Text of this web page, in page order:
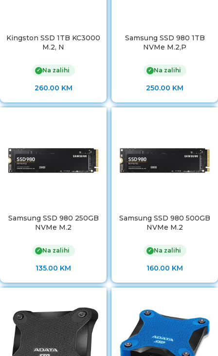
Kingston SSD 1TB KC3000
M.2, N
✓ Na zalihi
260.00 KM
Samsung SSD 980 1TB
NVMe M.2,P
✓ Na zalihi
250.00 KM
Samsung SSD 980 250GB
NVMe M.2
✓ Na zalihi
135.00 KM
Samsung SSD 980 500GB
NVMe M.2
✓ Na zalihi
160.00 KM